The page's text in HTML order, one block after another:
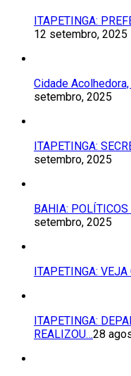
ITAPETINGA:
12 setembro, 2025
Cidade
setembro, 2025
ITAPETINGA:
setembro, 2025
BAHIA:
setembro, 2025
ITAPETINGA:
ITAPETINGA:
REALIZOU…28